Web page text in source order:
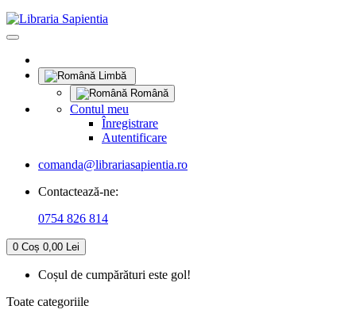
Limbă
Română
Contul meu
Înregistrare
Autentificare
comanda@librariasapientia.ro
Contactează-ne:
0754 826 814
0 Coș 0,00 Lei
Coșul de cumpărături este gol!
Toate categoriile